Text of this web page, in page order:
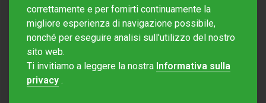
Editore Rotostampa SA
correttamente e per fornirti continuamente la
migliore esperienza di navigazione possibile,
nonché per eseguire analisi sull'utilizzo del nostro
sito web.
Ti invitiamo a leggere la nostra Informativa sulla
privacy .